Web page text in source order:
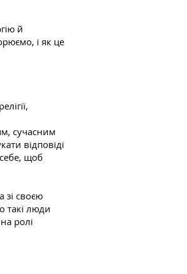
й
і як це
сучасним
відповіді
щоб
зі своєю
такі люди
ролі